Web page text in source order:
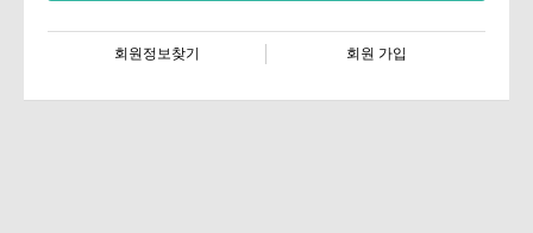
회원정보찾기 회원 가입